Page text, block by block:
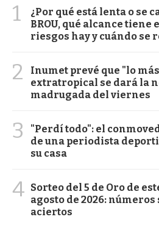
1
¿Por qué está lenta o se
BROU, qué alcance tiene
riesgos hay y cuándo se
2
Inumet prevé que "lo
extratropical se dará la
madrugada del viernes
3
"Perdí todo": el
de una periodista
su casa
4 Sorteo del 5 de Oro de
agosto de 2026: números
aciertos